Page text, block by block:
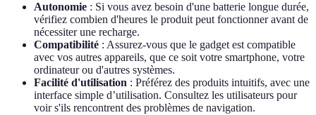
Autonomie : Si vous avez besoin d'une batterie longue durée,
vérifiez combien d'heures le produit peut fonctionner avant de
nécessiter une recharge.
Compatibilité : Assurez-vous que le gadget est compatible
avec vos autres appareils, que ce soit votre smartphone, votre
ordinateur ou d'autres systèmes.
Facilité d'utilisation : Préférez des produits intuitifs, avec une
interface simple d’utilisation. Consultez les utilisateurs pour
voir s'ils rencontrent des problèmes de navigation.